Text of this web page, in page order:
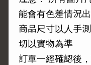
能會有色差情況
商品尺寸以人手
切以實物為準
訂單一經確認後